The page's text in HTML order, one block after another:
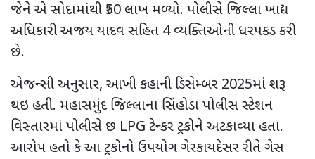
જેને એ સોદામાંથી ₹50 લાખ મળ્યો. પોલીસે જિલ્લા ખાદ્ય
અધિકારી અજય યાદવ સહિત 4 વ્યક્તિઓની ધરપકડ કરી
છે.
એજન્સી અનુસાર, આખી કહાની ડિસેમ્બર 2025માં શરૂ
થઇ હતી. મહાસમુંદ જિલ્લાના સિંહોડા પોલીસ સ્ટેશન
વિસ્તારમાં પોલીસે છ LPG ટેન્કર ટ્રકોને અટકાવ્યા હતા.
આરોપ હતો કે આ ટ્રકોનો ઉપયોગ ગેરકાયદેસર રીતે ગેસ